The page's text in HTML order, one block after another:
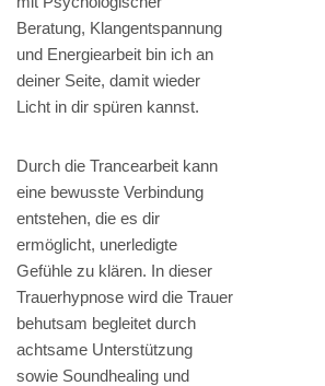
Beratung, Klangentspannung
und Energiearbeit bin ich an
deiner Seite, damit wieder
Licht in dir spüren kannst.
Durch die Trancearbeit kann
eine bewusste Verbindung
entstehen, die es dir
ermöglicht, unerledigte
Gefühle zu klären. In dieser
Trauerhypnose wird die Trauer
behutsam begleitet durch
achtsame Unterstützung
sowie Soundhealing und